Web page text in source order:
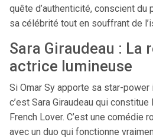
quête d’authenticité, conscient
sa célébrité tout en souffrant de
Sara Giraudeau : La
actrice lumineuse
Si Omar Sy apporte sa star-power
c’est Sara Giraudeau qui
French Lover. C’est une comédie
avec un duo qui fonctionne